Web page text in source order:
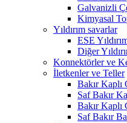
Galvanizli
Kimyasal
Yıldırım savarlar
ESE
Diğer
Konnektörler ve
İletkenler ve Teller
Bakır Kaplı
Saf Bakır
Bakır Kaplı
Saf Bakır